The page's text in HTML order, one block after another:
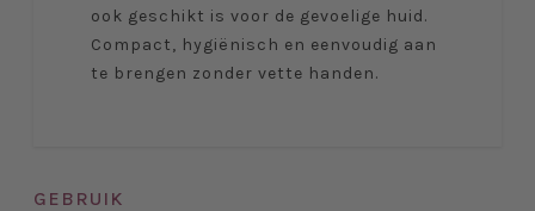
ook geschikt is voor de gevoelige huid.
Compact, hygiënisch en eenvoudig aan
te brengen zonder vette handen.
GEBRUIK